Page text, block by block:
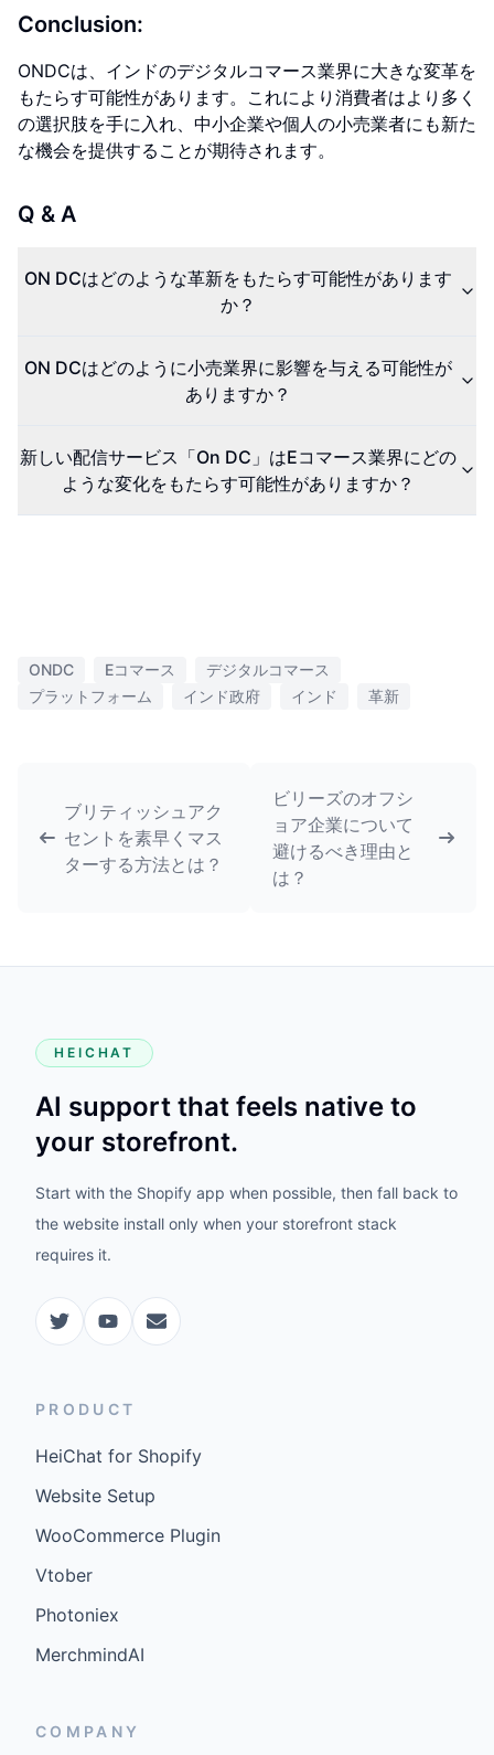
Conclusion:
ONDCは、インドのデジタルコマース業界に大きな変革を
もたらす可能性があります。これにより消費者はより多く
の選択肢を手に入れ、中小企業や個人の小売業者にも新た
な機会を提供することが期待されます。
Q & A
ON DCはどのような革新をもたらす可能性があります
か？
ON DCはどのように小売業界に影響を与える可能性が
ありますか？
新しい配信サービス「On DC」はEコマース業界にどの
ような変化をもたらす可能性がありますか？
ONDC Eコマース
デジタルコマース
プラットフォーム
インド政府 インド 革新
ブリティッシュアク
セントを素早くマス
ターする方法とは？
ビリーズのオフシ
ョア企業について
避けるべき理由と
は？
HEICHAT
AI support that feels native to
your storefront.
Start with the Shopify app when possible, then fall back to
the website install only when your storefront stack
requires it.
PRODUCT
HeiChat for Shopify
Website Setup
WooCommerce Plugin
Vtober
Photoniex
MerchmindAI
COMPANY